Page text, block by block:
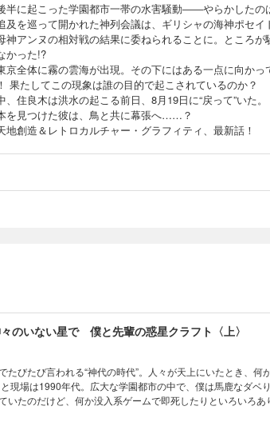
半に起こった学園都市一帯の水害騒動――やらかしたの
及を巡って開かれた神列会議は、ギリシャの海神ポセイ
神アンヌの相対戦の結果に委ねられることに。ところが
かった!?
京全体に霧の雲海が出現。その下にはある一点に向かっ
たしてこの現象は誰の目的で起こされているのか？
、住良木は洪水の起こる前日、8月19日に“戻って”いた
を見つけた彼は、鳥と共に幕張へ……？
地創造＆レトロカルチャー・グラフィティ、最新話！
のいない星で 僕と先輩の惑星クラフト〈上〉
たびたび言われる“神代の時代”。人々が天上にいたとき、
現場は1990年代。広大な学園都市の中で、僕は馬鹿なダベ
いたのだけど、何か没入系ゲームで即死したりといろいろ